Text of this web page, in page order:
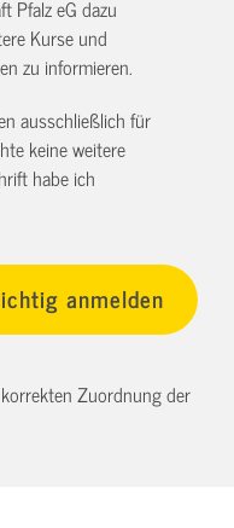
Pfalz eG dazu
Kurse und
zu informieren.
ausschließlich für
keine weitere
habe ich
Zuordnung der